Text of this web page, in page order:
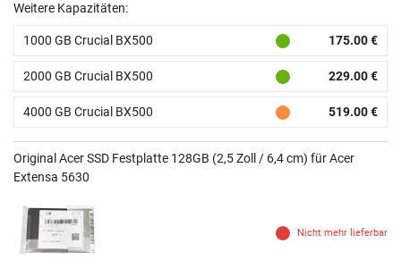
Weitere Kapazitäten:
1000 GB Crucial BX500 175.00 €
2000 GB Crucial BX500 229.00 €
4000 GB Crucial BX500 519.00 €
Original Acer SSD Festplatte 128GB (2,5 Zoll / 6,4 cm) für Acer
Extensa 5630
Nicht mehr lieferbar